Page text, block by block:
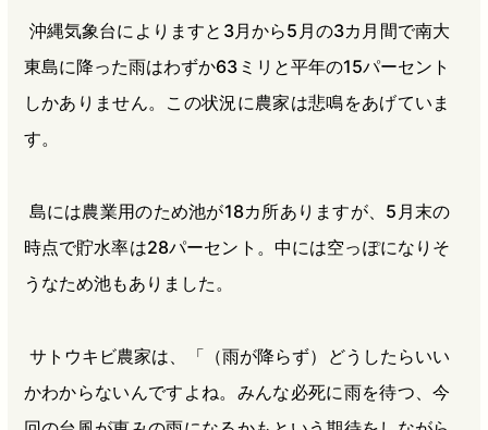
沖縄気象台によりますと3月から5月の3カ月間で南大
東島に降った雨はわずか63ミリと平年の15パーセント
しかありません。この状況に農家は悲鳴をあげていま
す。
島には農業用のため池が18カ所ありますが、5月末の
時点で貯水率は28パーセント。中には空っぽになりそ
うなため池もありました。
サトウキビ農家は、「（雨が降らず）どうしたらいい
かわからないんですよね。みんな必死に雨を待つ、今